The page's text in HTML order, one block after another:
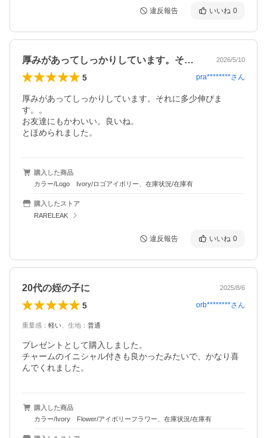
違反報告 いいね 0
厚みがあってしっかりしています。それに… 2026/5/10
5 pra********さん
厚みがあってしっかりしています。それに多少伸びま
す。。
お友達にもかわいい。良いね。
とほめられました。
購入した商品
カラー/Logo Ivory/ロゴアイボリー、在庫状況/在庫有
購入したストア
RARELEAK
違反報告 いいね 0
20代の姪の子に 2025/8/6
5 orb********さん
重量感 ： 軽い 生地 ： 普通
プレゼントとして購入しました。
チャームのイニシャル付きも良かったみたいで、かなり喜
んでくれました。
購入した商品
カラー/Ivory Flower/アイボリーフラワー、在庫状況/在庫有